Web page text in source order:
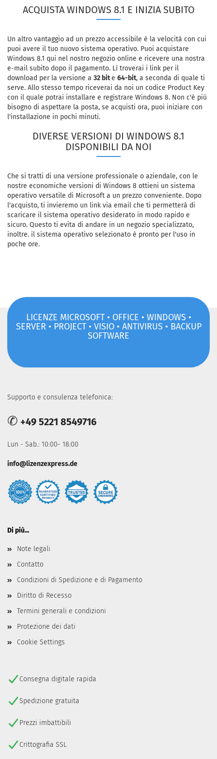
ACQUISTA WINDOWS 8.1 E INIZIA SUBITO
Un altro vantaggio ad un prezzo accessibile è la velocità con cui
puoi avere il tuo nuovo sistema operativo. Puoi acquistare
Windows 8.1 qui nel nostro negozio online e ricevere una nostra
e-mail subito dopo il pagamento. Lì troverai i link per il
download per la versione a 32 bite 64-bit, a seconda di quale ti
serve. Allo stesso tempo riceverai da noi un codice Product Key
con il quale potrai installare e registrare Windows 8. Non c'è più
bisogno di aspettare la posta, se acquisti ora, puoi iniziare con
l'installazione in pochi minuti.
DIVERSE VERSIONI DI WINDOWS 8.1
DISPONIBILI DA NOI
Che si tratti di una versione professionale o aziendale, con le
nostre economiche versioni di Windows 8 ottieni un sistema
operativo versatile di Microsoft a un prezzo conveniente. Dopo
l'acquisto, ti invieremo un link via email che ti permetterà di
scaricare il sistema operativo desiderato in modo rapido e
sicuro. Questo ti evita di andare in un negozio specializzato,
inoltre. il sistema operativo selezionato è pronto per l'uso in
poche ore.
LICENZE MICROSOFT • OFFICE • WINDOWS •
SERVER • PROJECT • VISIO • ANTIVIRUS • BACKUP
SOFTWARE
Supporto e consulenza telefonica:
✆ +49 5221 8549716
Lun - Sab.: 10:00- 18:00
info@lizenzexpress.de
Di più...
Note legali
Contatto
Condizioni di Spedizione e di Pagamento
Diritto di Recesso
Termini generali e condizioni
Protezione dei dati
Cookie Settings
Consegna digitale rapida
Spedizione gratuita
Prezzi imbattibili
Crittografia SSL